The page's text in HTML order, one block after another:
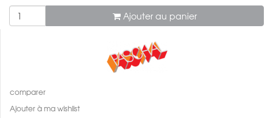
Ajouter au panier
comparer
Ajouter à ma wishlist